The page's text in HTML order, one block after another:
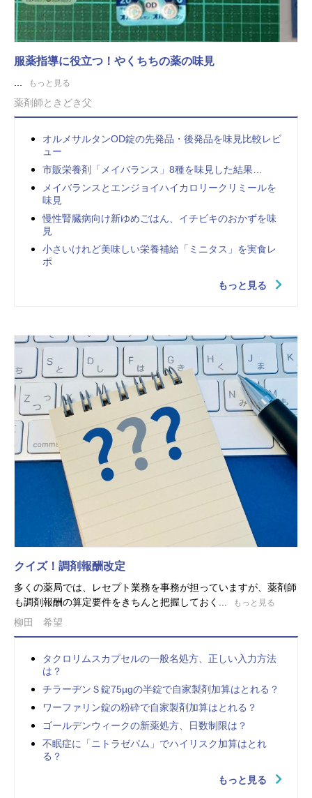
服薬指導に役立つ！やくちちの薬の味見
もっと見る
薬剤師ときどき父
オルメサルタンOD錠の先発品・後発品を味見比較レビ
ュー
市販栄養剤「メイバランス」8種を味見した結果…
メイバランスとエンジョイハイカロリークリミールを
味見
慢性腎臓病向け新ゆめごはん、イチビキのおかずを味
見
小さいけれど美味しい栄養補給「ミニタス」を実食レ
ポ
もっと見る
クイズ！調剤報酬改定
多くの薬局では、レセプト業務を事務が担っていますが、薬剤師
も調剤報酬の算定要件をきちんと把握しておく...
もっと見る
柳田 希望
タクロリムスカプセルの一般名処方、正しい入力方法
は？
チラーヂンＳ錠75µgの半錠で自家製剤加算はとれる？
ワーファリン錠の粉砕で自家製剤加算はとれる？
ゴールデンウィークの新薬処方、日数制限は？
不眠症に「ニトラゼパム」でハイリスク加算はとれ
る？
もっと見る